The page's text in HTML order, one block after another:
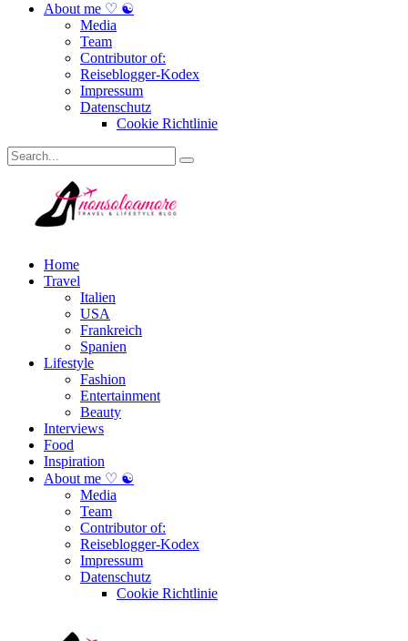
About me ♡ ☯
Media
Team
Contributor of:
Reiseblogger-Kodex
Impressum
Datenschutz
Cookie Richtlinie
Home
Travel
Italien
USA
Frankreich
Spanien
Lifestyle
Fashion
Entertainment
Beauty
Interviews
Food
Inspiration
About me ♡ ☯
Media
Team
Contributor of:
Reiseblogger-Kodex
Impressum
Datenschutz
Cookie Richtlinie